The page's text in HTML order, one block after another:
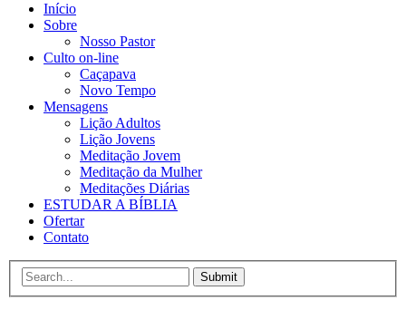
Início
Sobre
Nosso Pastor
Culto on-line
Caçapava
Novo Tempo
Mensagens
Lição Adultos
Lição Jovens
Meditação Jovem
Meditação da Mulher
Meditações Diárias
ESTUDAR A BÍBLIA
Ofertar
Contato
Submit